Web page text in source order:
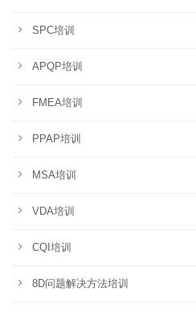
SPC培训
APQP培训
FMEA培训
PPAP培训
MSA培训
VDA培训
CQI培训
8D问题解决方法培训